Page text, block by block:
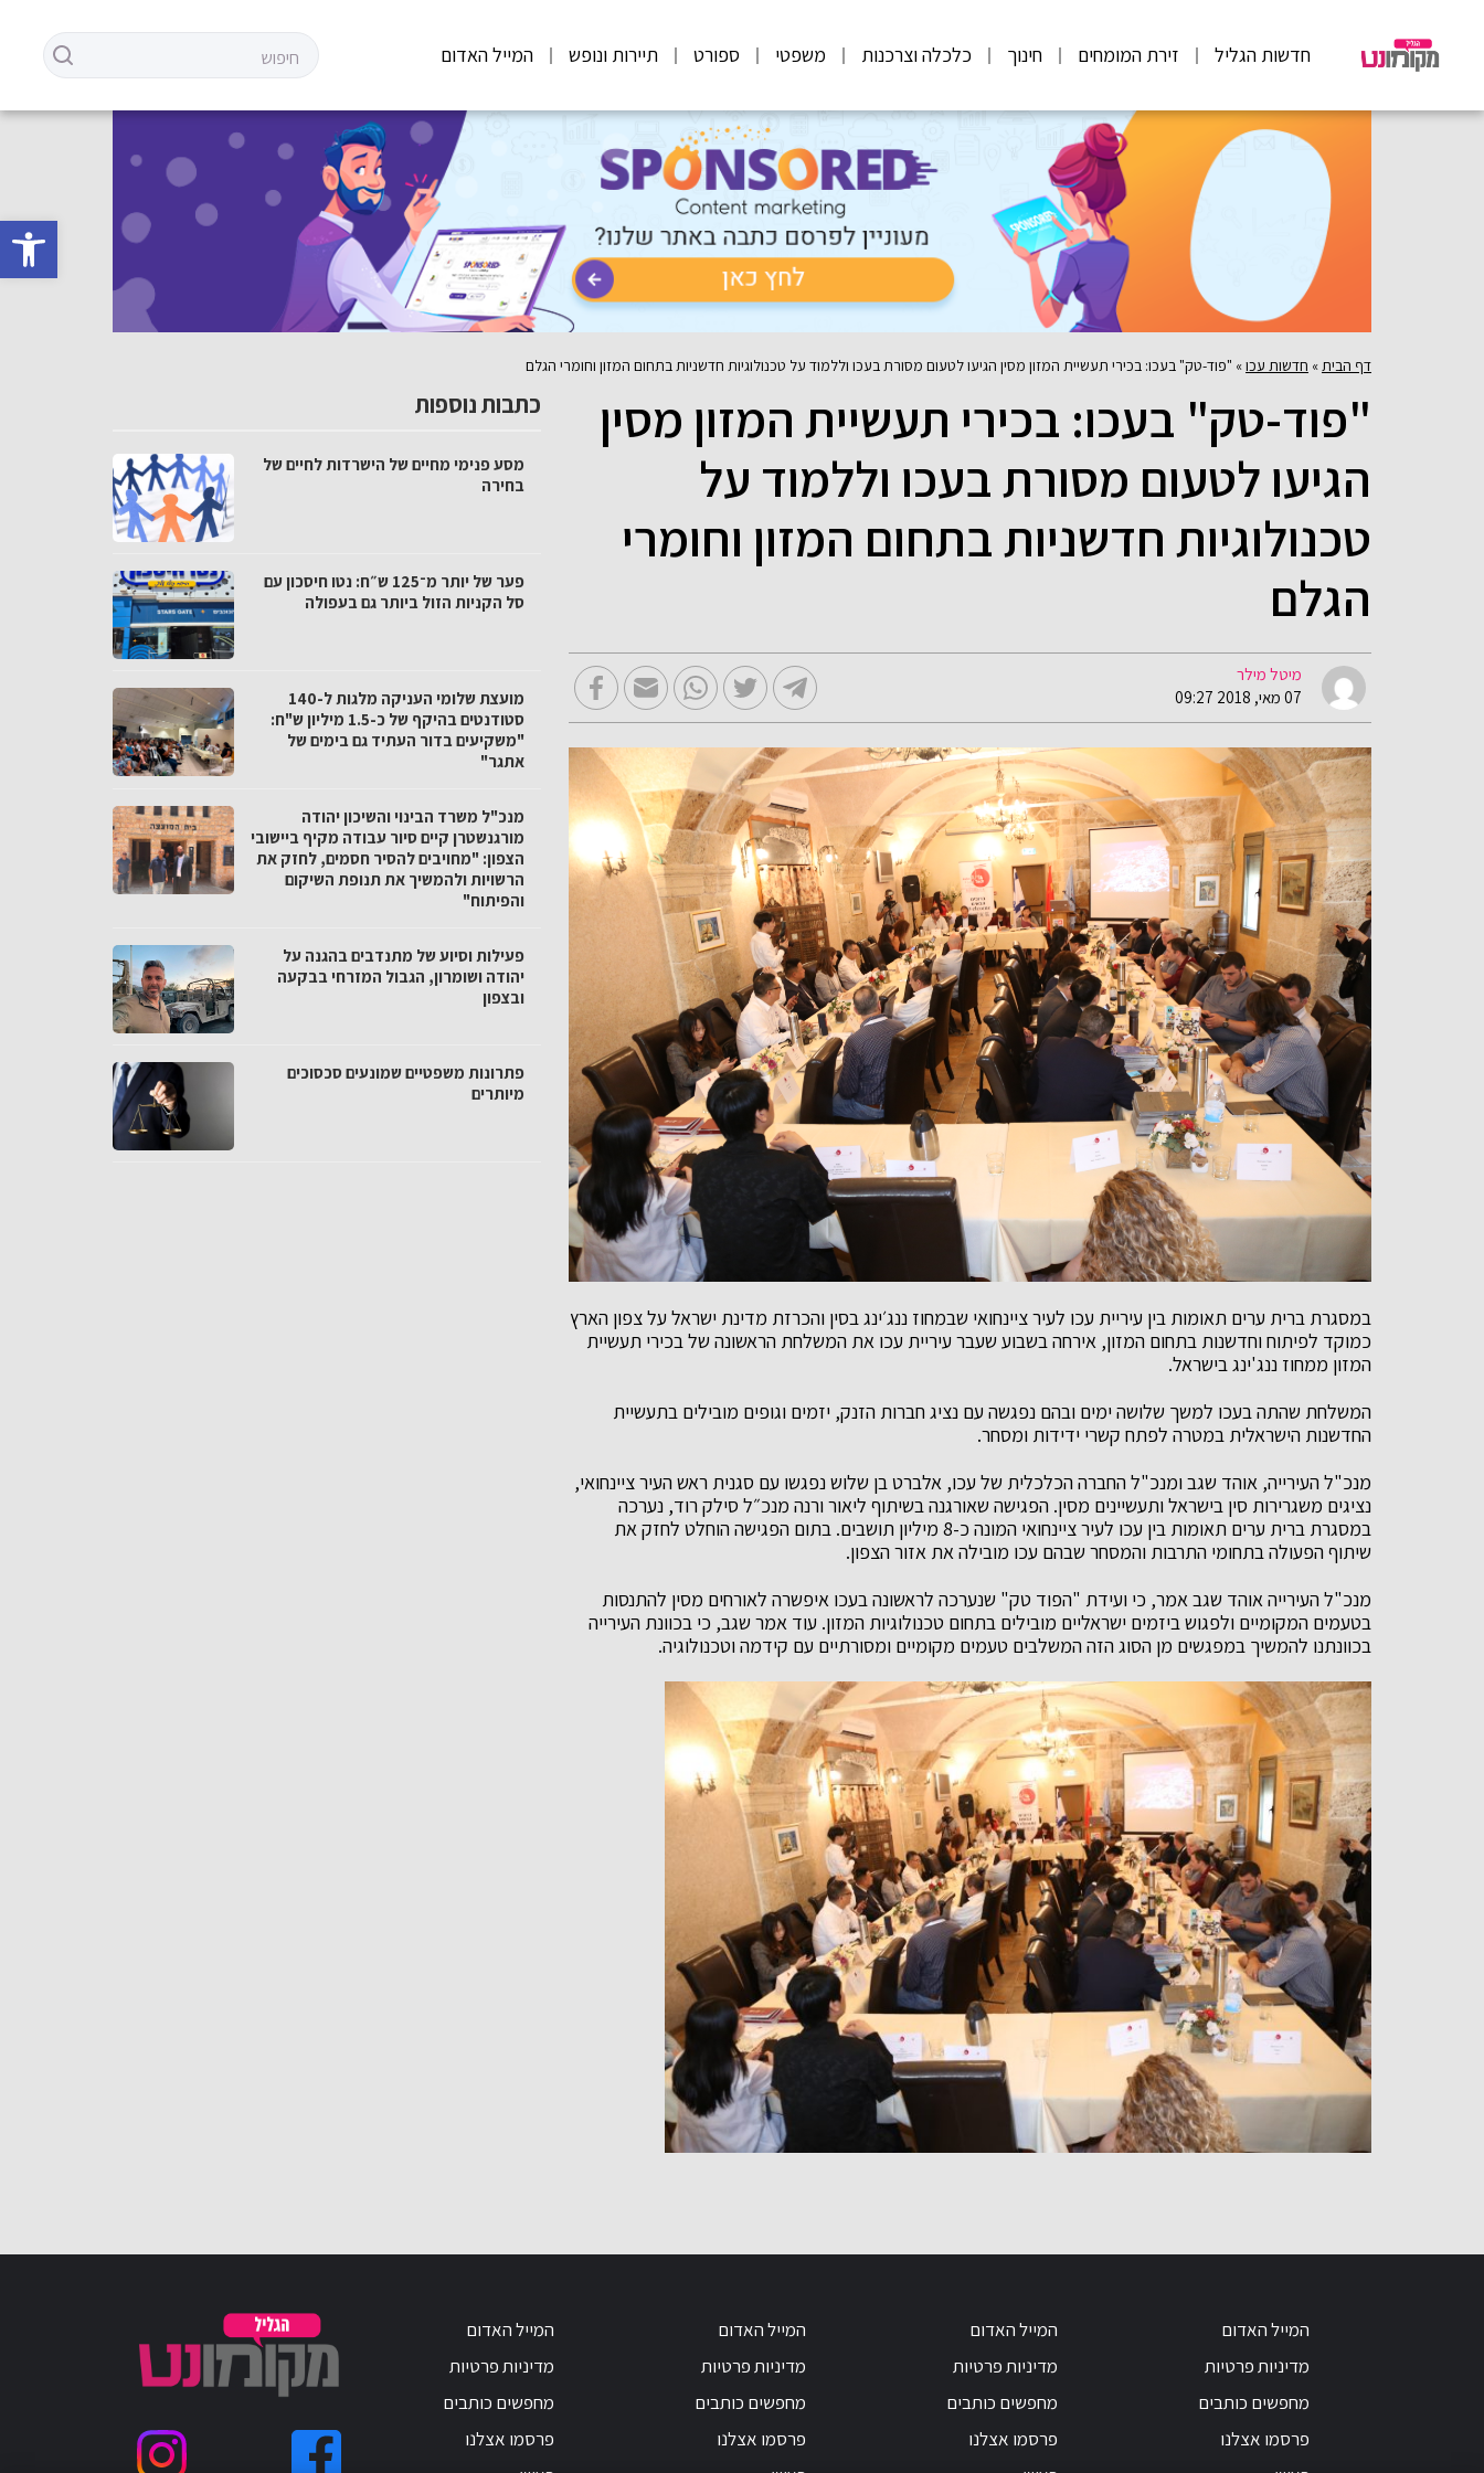
פתח
חדשות הגליל זירת המומחים חינוך כלכלה וצרכנות משפטי ספורט תיירות ונופש המייל האדום
דף הבית » חדשות עכו» "פוד-טק" בעכו: בכירי תעשיית המזון מסין הגיעו לטעום מסורת בעכו וללמוד על טכנולוגיות חדשניות בתחום המזון וחומרי הגלם
"פוד-טק" בעכו: בכירי תעשיית המזון מסין
הגיעו לטעום מסורת בעכו וללמוד על
טכנולוגיות חדשניות בתחום המזון וחומרי
הגלם
מיטל מילר
07 מאי, 2018 09:27
במסגרת ברית ערים תאומות בין עיריית עכו לעיר ציינחואי שבמחוז ננג׳ינג בסין והכרזת מדינת ישראל על צפון הארץ
כמוקד לפיתוח וחדשנות בתחום המזון, אירחה בשבוע שעבר עיריית עכו את המשלחת הראשונה של בכירי תעשיית
המזון ממחוז ננג'ינג בישראל.
המשלחת שהתה בעכו למשך שלושה ימים ובהם נפגשה עם נציג חברות הזנק, יזמים וגופים מובילים בתעשיית
החדשנות הישראלית במטרה לפתח קשרי ידידות ומסחר.
מנכ"ל העירייה, אוהד שגב ומנכ"ל החברה הכלכלית של עכו, אלברט בן שלוש נפגשו עם סגנית ראש העיר ציינחואי,
נציגים משגרירות סין בישראל ותעשיינים מסין. הפגישה שאורגנה בשיתוף ליאור ורנה מנכ״ל סילק רוד, נערכה
במסגרת ברית ערים תאומות בין עכו לעיר ציינחואי המונה כ-8 מיליון תושבים. בתום הפגישה הוחלט לחזק את
שיתוף הפעולה בתחומי התרבות והמסחר שבהם עכו מובילה את אזור הצפון.
מנכ"ל העירייה אוהד שגב אמר, כי ועידת "הפוד טק" שנערכה לראשונה בעכו איפשרה לאורחים מסין להתנסות
בטעמים המקומיים ולפגוש ביזמים ישראליים מובילים בתחום טכנולוגיות המזון. עוד אמר שגב, כי בכוונת העירייה
בכוונתנו להמשיך במפגשים מן הסוג הזה המשלבים טעמים מקומיים ומסורתיים עם קידמה וטכנולוגיה.
כתבות נוספות
מסע פנימי מחיים של הישרדות לחיים של
בחירה
פער של יותר מ־125 ש״ח: נטו חיסכון עם
סל הקניות הזול ביותר גם בעפולה
מועצת שלומי העניקה מלגות ל-140
סטודנטים בהיקף של כ-1.5 מיליון ש"ח:
"משקיעים בדור העתיד גם בימים של
אתגר"
מנכ"ל משרד הבינוי והשיכון יהודה
מורגנשטרן קיים סיור עבודה מקיף ביישובי
הצפון: "מחויבים להסיר חסמים, לחזק את
הרשויות ולהמשיך את תנופת השיקום
והפיתוח"
פעילות וסיוע של מתנדבים בהגנה על
יהודה ושומרון, הגבול המזרחי בבקעה
ובצפון
פתרונות משפטיים שמונעים סכסוכים
מיותרים
המייל האדום
מדיניות פרטיות
מחפשים כותבים
פרסמו אצלנו
המייל האדום
מדיניות פרטיות
מחפשים כותבים
פרסמו אצלנו
המייל האדום
מדיניות פרטיות
מחפשים כותבים
פרסמו אצלנו
המייל האדום
מדיניות פרטיות
מחפשים כותבים
פרסמו אצלנו